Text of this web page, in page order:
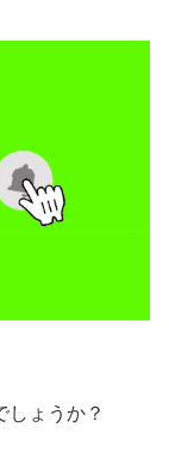
しょうか？